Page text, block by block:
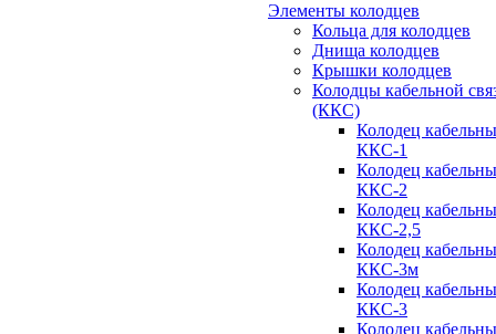
Элементы колодцев
Кольца для колодцев
Днища колодцев
Крышки колодцев
Колодцы кабельной
(ККС)
Колодец
ККС-1
Колодец
ККС-2
Колодец
ККС-2,5
Колодец
ККС-3м
Колодец
ККС-3
Колодец